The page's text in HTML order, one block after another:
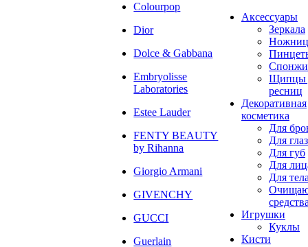
Colourpop
Dior
Dolce & Gabbana
Embryolisse
Laboratories
Estee Lauder
FENTY BEAUTY
by Rihanna
Giorgio Armani
GIVENCHY
GUCCI
Guerlain
Аксессуары
Зеркала
Спонжи
Щипцы
ресниц
Декоративная
косметика
Для
Для глаз
Для губ
Для
Для
Игрушки
Куклы
Кисти